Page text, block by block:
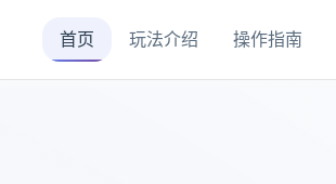
首页 玩法介绍 操作指南